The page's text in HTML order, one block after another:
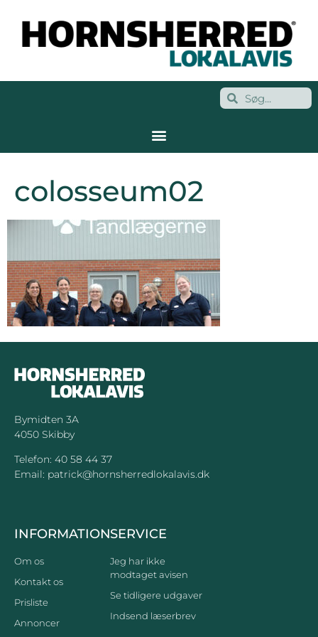
colosseum02
Bymidten 3A
4050 Skibby
Telefon: 40 58 44 37
Email: patrick@hornsherredlokalavis.dk
INFORMATION
Om os
Kontakt os
Prisliste
Annoncer
SERVICE
Jeg har ikke
modtaget avisen
Se tidligere udgaver
Indsend læserbrev